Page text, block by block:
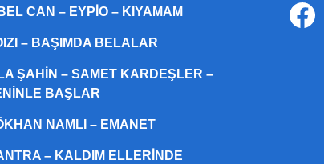
CAN – EYPIO – KIYAMAM
– BAŞIMDA BELALAR
ŞAHIN – SAMET KARDEŞLER –
BAŞLAR
NAMLI – EMANET
– KALDIM ELLERINDE